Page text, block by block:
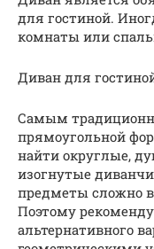
для гостиной.
комнаты или
Диван для
Самым
прямоугольной
найти округлые,
изогнутые
предметы сложно
Поэтому
альтернативного